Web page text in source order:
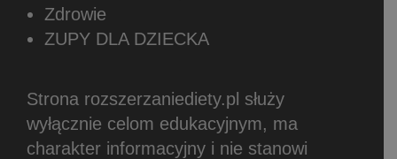
Zdrowie
ZUPY DLA DZIECKA
Strona rozszerzaniediety.pl służy
wyłącznie celom edukacyjnym, ma
charakter informacyjny i nie stanowi